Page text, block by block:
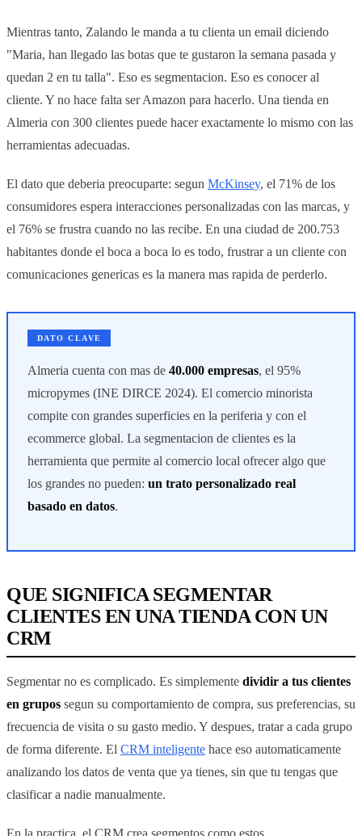
Mientras tanto, Zalando le manda a tu clienta un email diciendo
"Maria, han llegado las botas que te gustaron la semana pasada y
quedan 2 en tu talla". Eso es segmentacion. Eso es conocer al
cliente. Y no hace falta ser Amazon para hacerlo. Una tienda en
Almeria con 300 clientes puede hacer exactamente lo mismo con las
herramientas adecuadas.
El dato que deberia preocuparte: segun McKinsey, el 71% de los
consumidores espera interacciones personalizadas con las marcas, y
el 76% se frustra cuando no las recibe. En una ciudad de 200.753
habitantes donde el boca a boca lo es todo, frustrar a un cliente con
comunicaciones genericas es la manera mas rapida de perderlo.
DATO CLAVE
Almeria cuenta con mas de 40.000 empresas, el 95%
micropymes (INE DIRCE 2024). El comercio minorista
compite con grandes superficies en la periferia y con el
ecommerce global. La segmentacion de clientes es la
herramienta que permite al comercio local ofrecer algo que
los grandes no pueden: un trato personalizado real
basado en datos.
QUE SIGNIFICA SEGMENTAR
CLIENTES EN UNA TIENDA CON UN
CRM
Segmentar no es complicado. Es simplemente dividir a tus clientes
en grupos segun su comportamiento de compra, sus preferencias, su
frecuencia de visita o su gasto medio. Y despues, tratar a cada grupo
de forma diferente. El CRM inteligente hace eso automaticamente
analizando los datos de venta que ya tienes, sin que tu tengas que
clasificar a nadie manualmente.